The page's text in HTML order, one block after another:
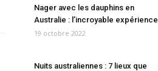
Nager avec les dauphins en
Australie : l’incroyable expérience
19 octobre 2022
Nuits australiennes : 7 lieux que